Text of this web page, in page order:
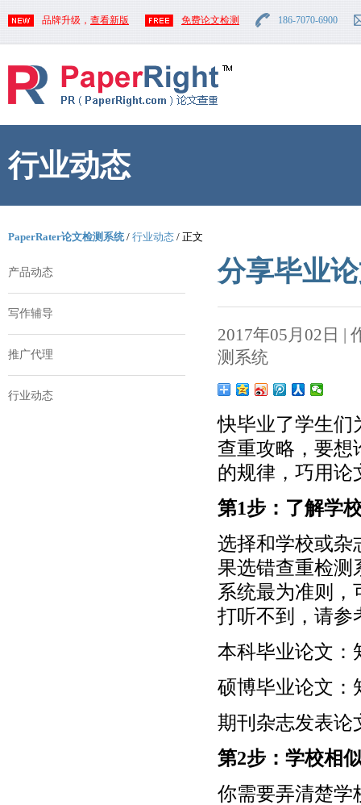
品牌升级， 查看新版 免费论文检测 186-7070-6900
行业动态
PaperRater论文检测系统/ 行业动态 / 正文
产品动态
写作辅导
推广代理
行业动态
分享毕业
2017年05月02日 |
测系统
快毕业了学生们
查重攻略，要想
的规律，巧用论
第1步：了解学
选择和学校或杂
果选错查重检测
系统最为准则
打听不到，请参
本科毕业论文：
硕博毕业论文：
期刊杂志发表论
第2步：学校相
你需要弄清楚学